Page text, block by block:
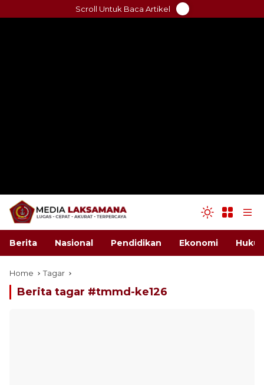
to
Scroll Untuk Baca Artikel
Berita Nasional Pendidikan Ekonomi
Home Tagar
Berita tagar #tmmd-ke126